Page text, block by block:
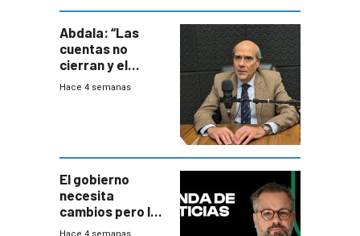
Abdala: “Las
cuentas no
cierran y el
balance del
Hace 4 semanas
El gobierno
necesita
cambios pero los
ministros tienen
Hace 4 semanas